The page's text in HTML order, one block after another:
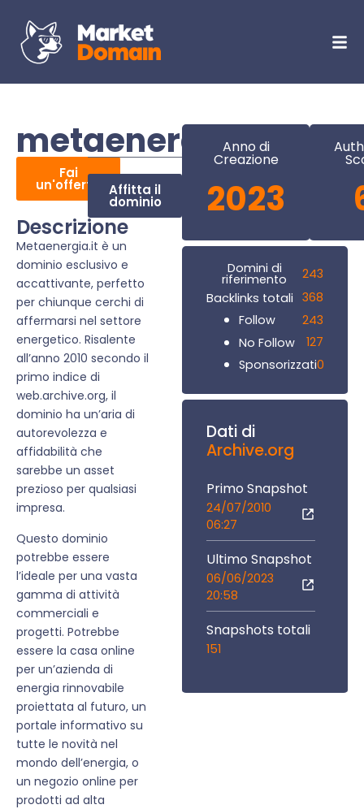
metaenergia.it
Fai
un'offerta Affitta il
dominio
Descrizione
Metaenergia.it è un
dominio esclusivo e
accattivante, perfetto
per chiunque cerchi di
affermarsi nel settore
energetico. Risalente
all’anno 2010 secondo il
primo indice di
web.archive.org, il
dominio ha un’aria di
autorevolezza e
affidabilità che
sarebbe un asset
prezioso per qualsiasi
impresa.
Questo dominio
potrebbe essere
l’ideale per una vasta
gamma di attività
commerciali e
progetti. Potrebbe
essere la casa online
per un’azienda di
energia rinnovabile
proiettata al futuro, un
portale informativo su
tutte le novità nel
mondo dell’energia, o
un negozio online per
prodotti ad alta
Anno di
Creazione
2023
Domini di
riferimento
243
Backlinks totali 368
Follow
243
No Follow
127
Sponsorizzati0
Dati di
Archive.org
Primo Snapshot
24/07/2010
06:27
Ultimo Snapshot
06/06/2023
20:58
Snapshots totali
151